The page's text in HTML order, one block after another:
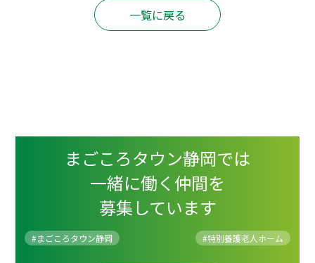
一覧に戻る
まごころタウン静岡では
一緒に働く仲間を
募集しています
#まごころタウン静岡 #特別養護老人ホーム